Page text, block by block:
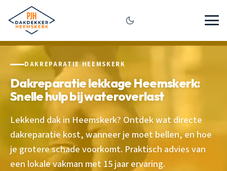
DAKREPARATIE HEEMSKERK
Dakreparatie lekkage Heemskerk:
Snelle hulp bij wateroverlast
Lekkend dak in Heemskerk? Ontdek wat directe
dakreparatie kost, wanneer je moet bellen, en hoe
je grotere schade voorkomt. Praktisch advies van
een lokale vakman met 15 jaar ervaring.